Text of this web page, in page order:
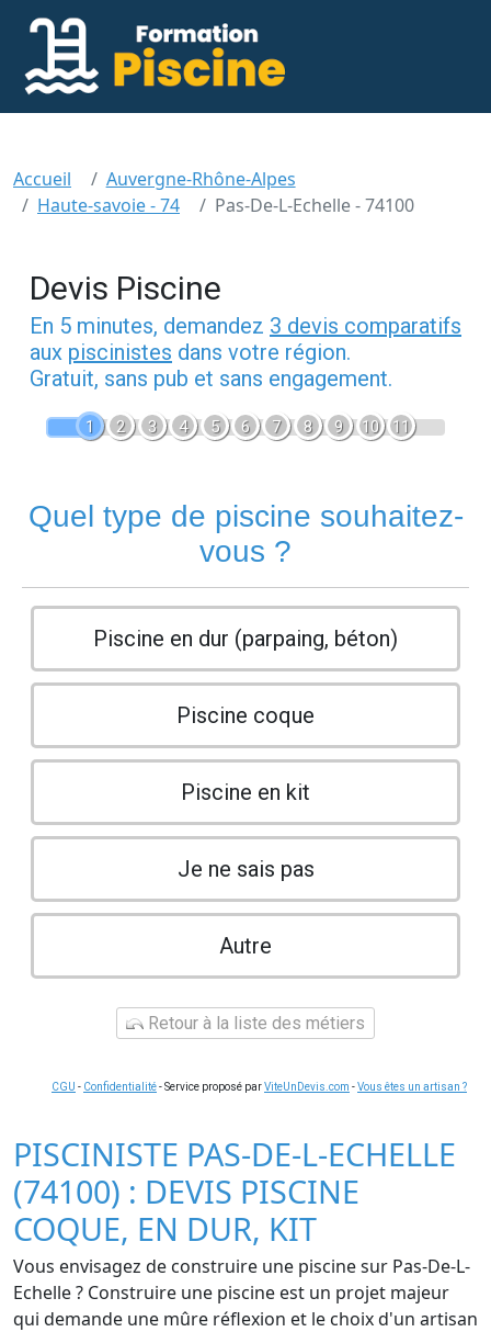
Accueil
Auvergne-Rhône-Alpes
Haute-savoie - 74
Pas-De-L-Echelle - 74100
Devis Piscine
En 5 minutes, demandez 3 devis comparatifs
aux piscinistes dans votre région.
Gratuit, sans pub et sans engagement.
1 2 3 4 5 6 7 8 9 10 11
Quel type de piscine souhaitez-
vous ?
Piscine en dur (parpaing, béton)
Piscine coque
Piscine en kit
Je ne sais pas
Autre
Retour à la liste des métiers
CGU - Confidentialité- Service proposé parViteUnDevis.com -Vous êtes un artisan ?
PISCINISTE PAS-DE-L-ECHELLE
(74100) : DEVIS PISCINE
COQUE, EN DUR, KIT
Vous envisagez de construire une piscine sur Pas-De-L-
Echelle ? Construire une piscine est un projet majeur
qui demande une mûre réflexion et le choix d'un artisan